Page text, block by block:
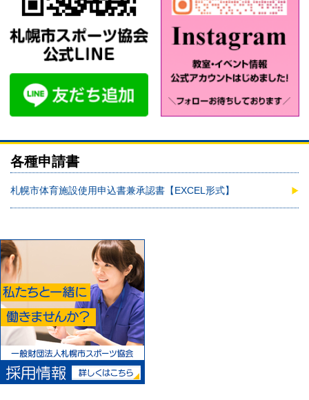
各種申請書
札幌市体育施設使用申込書兼承認書【EXCEL形式】